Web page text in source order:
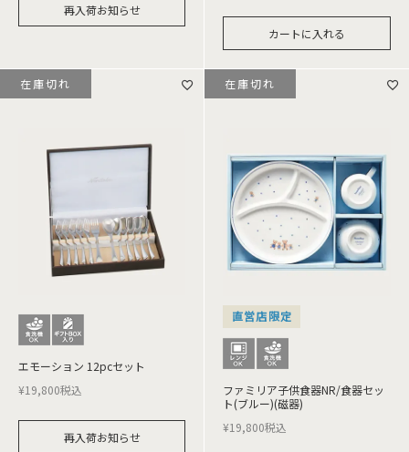
再入荷お知らせ
カートに入れる
エモーション 12pcセット
¥19,800税込
再入荷お知らせ
在庫切れ
直営店限定
ファミリア子供食器NR/食器セッ
ト(ブルー)(磁器)
¥19,800税込
在庫切れ